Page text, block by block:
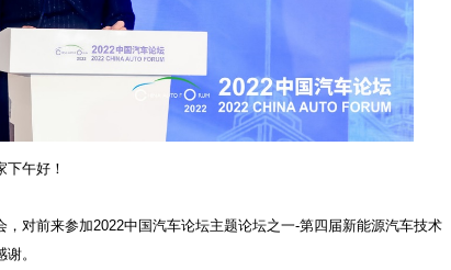
午好！
对前来参加2022中国汽车论坛主题论坛之一-第四届新能源汽车技术
。